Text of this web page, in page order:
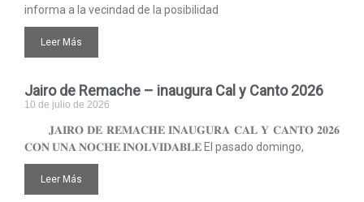
informa a la vecindad de la posibilidad
Leer Más
Jairo de Remache – inaugura Cal y Canto 2026
10 de julio de 2026
𝐉𝐀𝐈𝐑𝐎 𝐃𝐄 𝐑𝐄𝐌𝐀𝐂𝐇𝐄 𝐈𝐍𝐀𝐔𝐆𝐔𝐑𝐀 𝐂𝐀𝐋 𝐘 𝐂𝐀𝐍𝐓𝐎 𝟐𝟎𝟐𝟔
𝐂𝐎𝐍 𝐔𝐍𝐀 𝐍𝐎𝐂𝐇𝐄 𝐈𝐍𝐎𝐋𝐕𝐈𝐃𝐀𝐁𝐋𝐄 El pasado domingo,
Leer Más